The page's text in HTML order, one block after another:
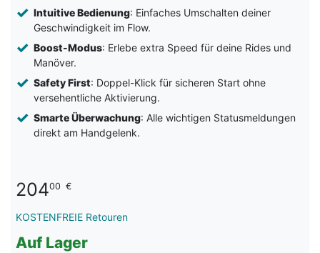
Intuitive Bedienung: Einfaches Umschalten deiner
Geschwindigkeit im Flow.
Boost-Modus: Erlebe extra Speed für deine Rides und
Manöver.
Safety First: Doppel-Klick für sicheren Start ohne
versehentliche Aktivierung.
Smarte Überwachung: Alle wichtigen Statusmeldungen
direkt am Handgelenk.
20400 €
KOSTENFREIE Retouren
Auf Lager